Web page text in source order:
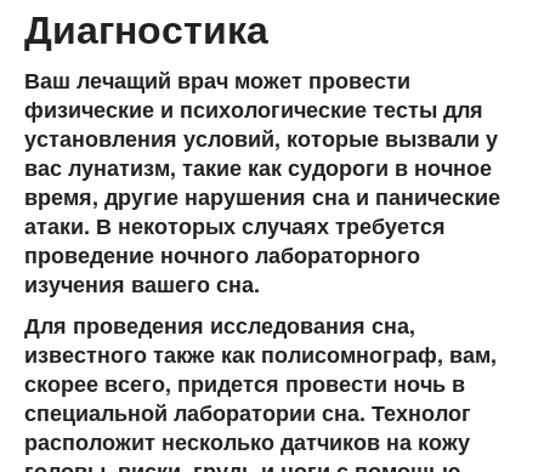
Диагностика
Ваш лечащий врач может провести
физические и психологические тесты для
установления условий, которые вызвали у
вас лунатизм, такие как судороги в ночное
время, другие нарушения сна и панические
атаки. В некоторых случаях требуется
проведение ночного лабораторного
изучения вашего сна.
Для проведения исследования сна,
известного также как полисомнограф, вам,
скорее всего, придется провести ночь в
специальной лаборатории сна. Технолог
расположит несколько датчиков на кожу